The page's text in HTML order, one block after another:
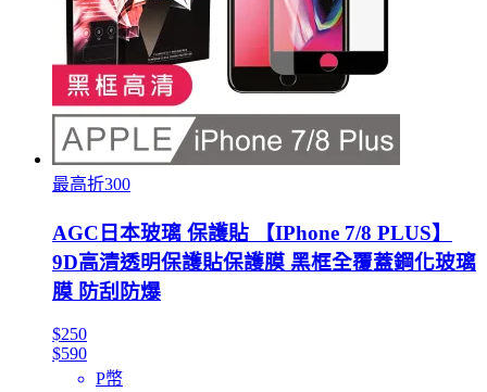
最高折300
AGC日本玻璃 保護貼 【IPhone 7/8 PLUS】
9D高清透明保護貼保護膜 黑框全覆蓋鋼化玻璃
膜 防刮防爆
$250
$590
P幣